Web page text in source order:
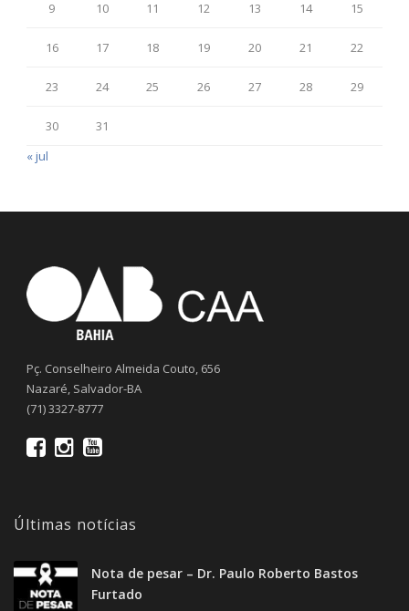
9 10 11 12 13 14 15
16 17 18 19 20 21 22
23 24 25 26 27 28 29
30
31
« jul
Pç. Conselheiro Almeida Couto, 656
Nazaré, Salvador-BA
(71) 3327-8777
Últimas notícias
Nota de pesar – Dr. Paulo Roberto Bastos
Furtado